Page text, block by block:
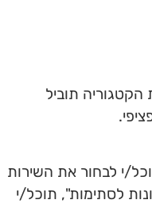
הקטגוריה תוביל
י לבחור את השירות
לסתימות", תוכל/י